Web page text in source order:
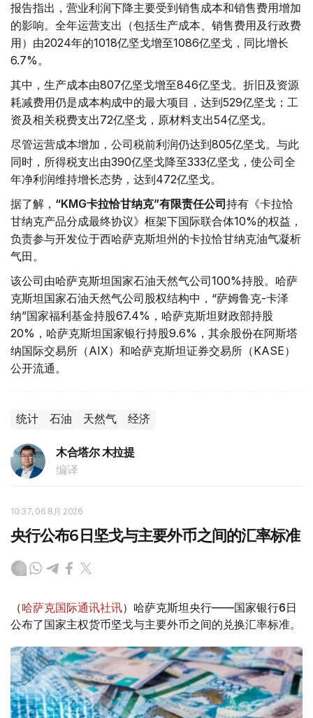
报告指出，营业利润下降主要受到销售成本和销售费用增加
的影响。全年运营支出（包括生产成本、销售费用及行政费
用）由2024年的1018亿坚戈增至1086亿坚戈，同比增长
6.7%。
其中，生产成本由807亿坚戈增至846亿坚戈。折旧及资源
耗减费用仍是成本构成中的最大项目，达到529亿坚戈；工
资及相关税费支出72亿坚戈，原材料支出54亿坚戈。
尽管运营成本增加，公司税前利润仍达到805亿坚戈。与此
同时，所得税支出由390亿坚戈降至333亿坚戈，使公司全
年净利润维持增长态势，达到472亿坚戈。
据了解， “KMG卡拉恰甘纳克”有限责任公司持有《卡拉恰
甘纳克产品分成最终协议》框架下国际联合体10%的权益，
负责参与开发位于西哈萨克斯坦州的卡拉恰甘纳克油气凝析
气田。
该公司由哈萨克斯坦国家石油天然气公司100%持股。哈萨
克斯坦国家石油天然气公司股权结构中，“萨姆鲁克-卡泽
纳”国家福利基金持股67.4%，哈萨克斯坦财政部持股
20%，哈萨克斯坦国家银行持股9.6%，其余股份在阿斯塔
纳国际交易所（AIX）和哈萨克斯坦证券交易所（KASE）
公开流通。
统计 石油 天然气 经济
木合塔尔 木拉提
编译
10:37, 06 8月 2026
央行公布6日坚戈与主要外币之间的汇率标准
（哈萨克国际通讯社讯）哈萨克斯坦央行——国家银行6日
公布了国家主权货币坚戈与主要外币之间的兑换汇率标准。